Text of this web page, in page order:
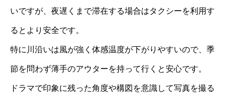
いですが、夜遅くまで滞在する場合はタクシーを利用す
るとより安全です。
特に川沿いは風が強く体感温度が下がりやすいので、季
節を問わず薄手のアウターを持って行くと安心です。
ドラマで印象に残った角度や構図を意識して写真を撮る